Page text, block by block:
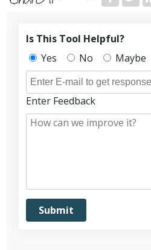
Is This Tool Helpful?
Yes
No Maybe
Enter Feedback